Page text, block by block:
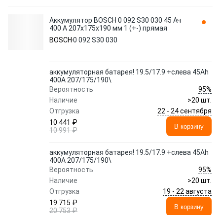
Аккумулятор BOSCH 0 092 S30 030 45 Ач
400 А 207x175x190 мм 1 (+-) прямая
BOSCH 0 092 S30 030
аккумуляторная батарея! 19.5/17.9 +слева 45Ah
400A 207/175/190\
Вероятность
95%
Наличие
>20 шт.
Отгрузка
22 - 24 сентября
10 441 ₽
10 991 ₽
В корзину
аккумуляторная батарея! 19.5/17.9 +слева 45Ah
400A 207/175/190\
Вероятность
95%
Наличие
>20 шт.
Отгрузка
19 - 22 августа
19 715 ₽
20 753 ₽
В корзину